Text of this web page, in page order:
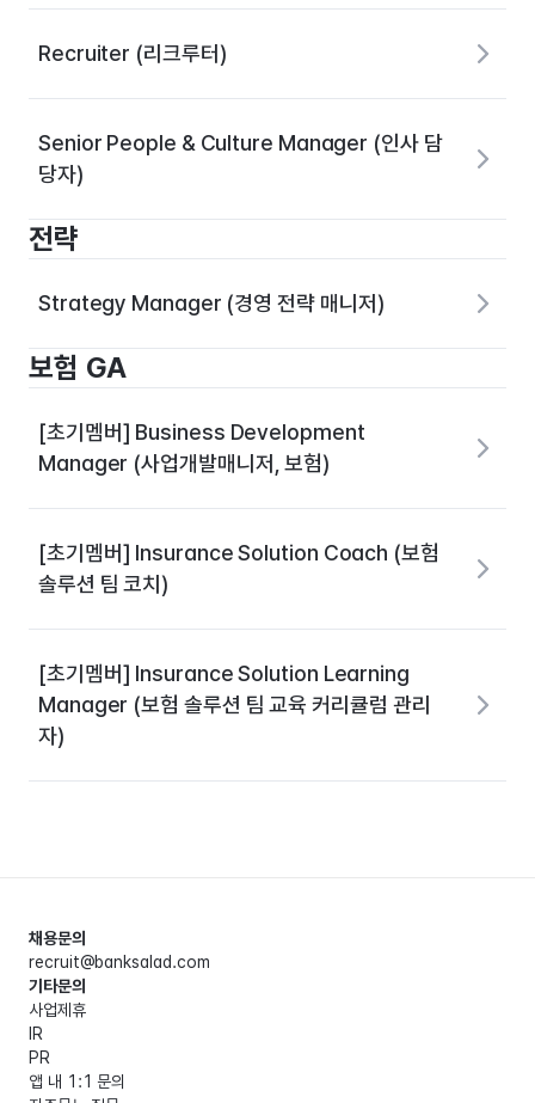
Recruiter (리크루터)
Senior People & Culture Manager (인사 담
당자)
전략
Strategy Manager (경영 전략 매니저)
보험 GA
[초기멤버] Business Development
Manager (사업개발매니저, 보험)
[초기멤버] Insurance Solution Coach (보험
솔루션 팀 코치)
[초기멤버] Insurance Solution Learning
Manager (보험 솔루션 팀 교육 커리큘럼 관리
자)
채용문의
recruit@banksalad.com
기타문의
사업제휴
IR
PR
앱 내 1:1 문의